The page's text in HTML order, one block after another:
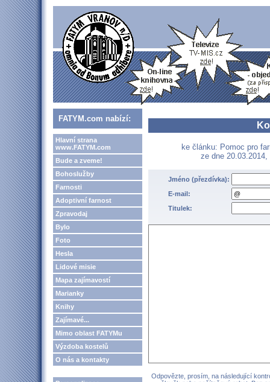
FATYM.com nabízí:
Hlavní strana
www.FATYM.com
Bude a zveme!
Bohoslužby
Farnosti
Adoptivní farnost
Zpravodaj
Bylo
Foto
Hesla
Lidové misie
Mapa zajímavostí
Marianky
Knihy
Zajímavé...
Mimo oblast FATYMu
Výzdoba kostelů
O nás a kontakty
ke článku: Pomoc pro
ze dne
Jméno (přezdívka):
E-mail:
Titulek:
Odpovězte, prosím, na následující